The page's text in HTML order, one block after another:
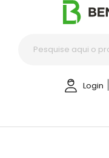
Login